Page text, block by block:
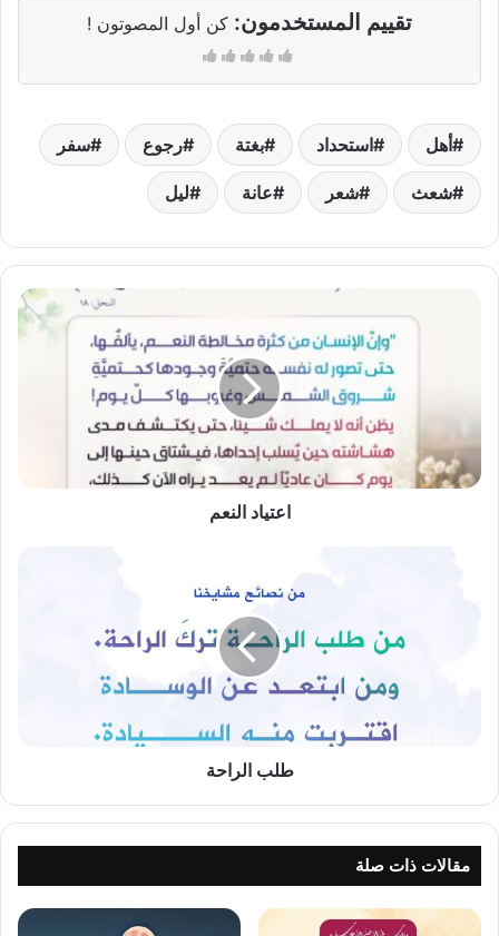
تقييم المستخدمون: كن أول المصوتون !
أهل استحداد بغتة رجوع سفر
شعث شعر عانة ليل
اعتياد النعم
طلب الراحة
مقالات ذات صلة